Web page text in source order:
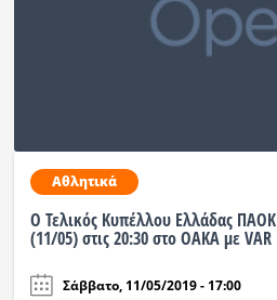
Αθλητικά
Ο Τελικός Κυπέλλου Ελλάδας
(11/05) στις 20:30 στο ΟΑΚΑ με VAR
Σάββατο, 11/05/2019 - 17:00